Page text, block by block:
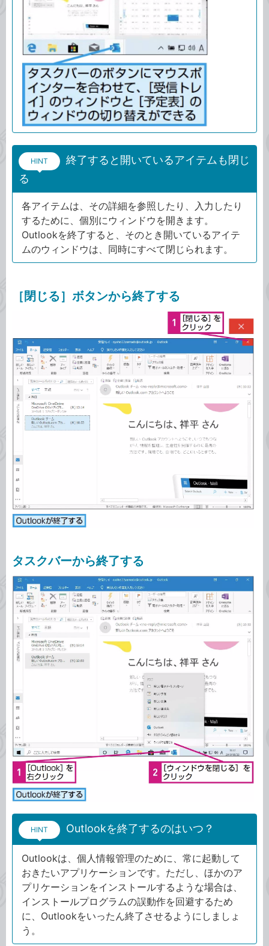
HINT
終了すると開いているアイテムも閉じ
る
各アイテムは、その詳細を参照したり、入力したり
するために、個別にウィンドウを開きます。
Outlookを終了すると、そのとき開いているアイテ
ムのウィンドウは、同時にすべて閉じられます。
［閉じる］ボタンから終了する
タスクバーから終了する
HINT Outlookを終了するのはいつ？
Outlookは、個人情報管理のために、常に起動して
おきたいアプリケーションです。ただし、ほかのア
プリケーションをインストールするような場合は、
インストールプログラムの誤動作を回避するため
に、Outlookをいったん終了させるようにしましょ
う。